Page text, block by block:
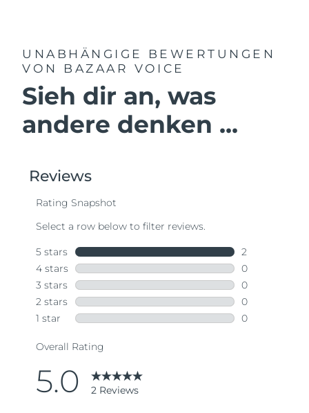
UNABHÄNGIGE BEWERTUNGEN
VON BAZAAR VOICE
Sieh dir an, was
andere denken ...